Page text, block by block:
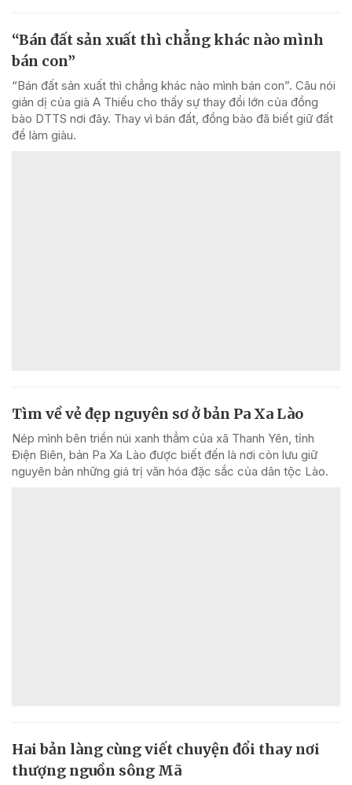
“Bán đất sản xuất thì chẳng khác nào mình
bán con”
“Bán đất sản xuất thì chẳng khác nào mình bán con”. Câu nói
giản dị của già A Thiếu cho thấy sự thay đổi lớn của đồng
bào DTTS nơi đây. Thay vì bán đất, đồng bào đã biết giữ đất
để làm giàu.
Tìm về vẻ đẹp nguyên sơ ở bản Pa Xa Lào
Nép mình bên triền núi xanh thẳm của xã Thanh Yên, tỉnh
Điện Biên, bản Pa Xa Lào được biết đến là nơi còn lưu giữ
nguyên bản những giá trị văn hóa đặc sắc của dân tộc Lào.
Hai bản làng cùng viết chuyện đổi thay nơi
thượng nguồn sông Mã